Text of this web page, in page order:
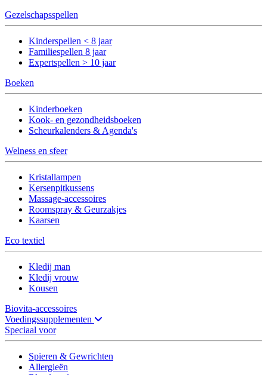
Gezelschapsspellen
Kinderspellen < 8 jaar
Familiespellen 8 jaar
Expertspellen > 10 jaar
Boeken
Kinderboeken
Kook- en gezondheidsboeken
Scheurkalenders & Agenda's
Welness en sfeer
Kristallampen
Kersenpitkussens
Massage-accessoires
Roomspray & Geurzakjes
Kaarsen
Eco textiel
Kledij man
Kledij vrouw
Kousen
Biovita-accessoires
Voedingssupplementen
Speciaal voor
Spieren & Gewrichten
Allergieën